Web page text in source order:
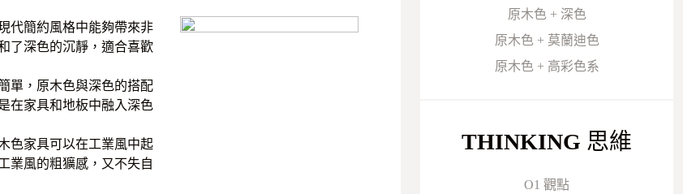
代簡約風格中能夠帶來非
了深色的沉靜，適合喜歡
單，原木色與深色的搭配
在家具和地板中融入深色
色家具可以在工業風中起
業風的粗獷感，又不失自
原木色 + 深色
原木色 + 莫蘭迪色
原木色 + 高彩色系
THINKING 思維
O1 觀點